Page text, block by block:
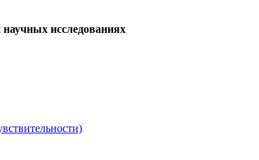
исследованиях